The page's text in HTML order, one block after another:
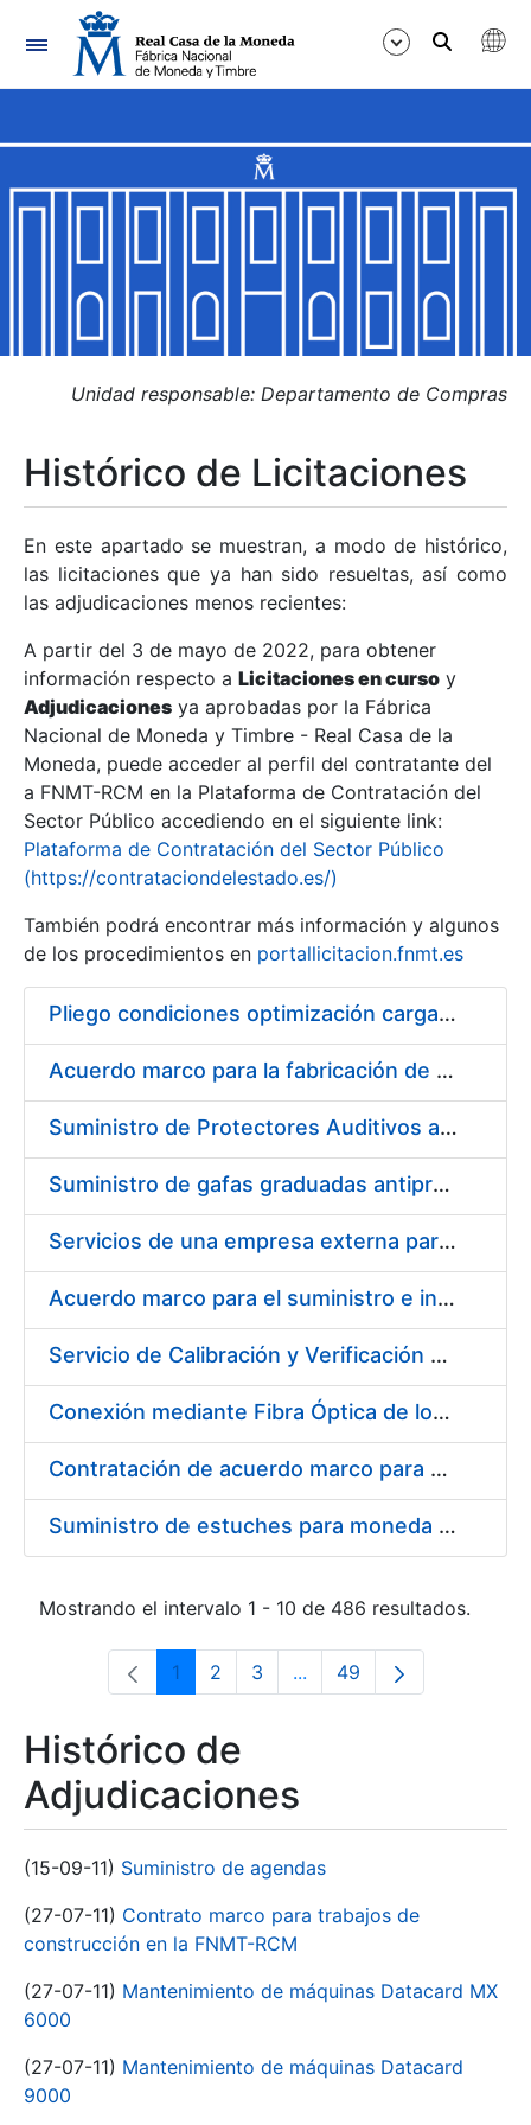
Navegación
Mostrar/Ocultar
Mostrar/Ocultar
Mostrar/Ocultar
Mostrar/Ocultar
Mostrar/Ocultar
Mostrar/Ocultar
Unidad responsable: Departamento de Compras
Histórico de Licitaciones
En este apartado se muestran, a modo de histórico,
las licitaciones que ya han sido resueltas, así como
las adjudicaciones menos recientes:
A partir del 3 de mayo de 2022, para obtener
información respecto a Licitaciones en curso y
Adjudicaciones ya aprobadas por la Fábrica
Nacional de Moneda y Timbre - Real Casa de la
Moneda, puede acceder al perfil del contratante del
a FNMT-RCM en la Plataforma de Contratación del
Sector Público accediendo en el siguiente link:
Plataforma de Contratación del Sector Público
(https://contrataciondelestado.es/)
También podrá encontrar más información y algunos
de los procedimientos en portallicitacion.fnmt.es
Pliego condiciones optimización cargas compras firmado
Acuerdo marco para la fabricación de piezas
Suministro de Protectores Auditivos a medida para las personas trabajadoras de los Centros de Trabajo de Madrid y Burgos
Suministro de gafas graduadas antiproyecciones para los trabajadores de la FNMT-RCM en los centros de trabajo de Madrid y Burgos
Servicios de una empresa externa para el asesoramiento y resolución de los recursos de alzada que se presentan relacionados con procesos de selección para la FNMT-RCM
Acuerdo marco para el suministro e instalación de persianas, estores y otros complementos
Servicio de Calibración y Verificación Externa de los Equipos de Medición del Servicio de Prevención de la FNMT-RCM
Conexión mediante Fibra Óptica de los Centros de Proceso de Datos (CPDs) de las sedes de la FNMT-RCM de Burgos y Madrid
Contratación de acuerdo marco para el Suministro de Material de Electricidad para la Fábrica Nacional de Moneda y Timbre-Real Casa de la Moneda en su centro de trabajo de Burgos
Suministro de estuches para moneda de 30 €
Mostrando el intervalo 1 - 10 de 486 resultados.
Página
1 Página
2 Página
3 ...Páginas intermedias Use
Página
49
Histórico de
Adjudicaciones
(15-09-11) Suministro de agendas
(27-07-11) Contrato marco para trabajos de
construcción en la FNMT-RCM
(27-07-11) Mantenimiento de máquinas Datacard MX
6000
(27-07-11) Mantenimiento de máquinas Datacard
9000